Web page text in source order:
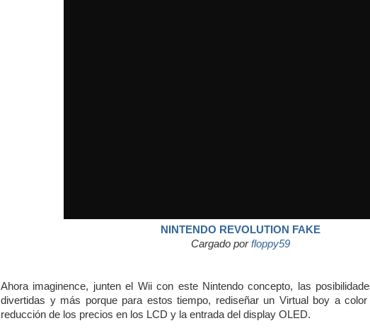
NINTENDO REVOLUTION FAKE
Cargado porfloppy59
Ahora imaginence, junten el Wii con este Nintendo concepto, las
divertidas y más porque para estos tiempo, rediseñar un Virtual boy a
reducción de los precios en los LCD y la entrada del display OLED.